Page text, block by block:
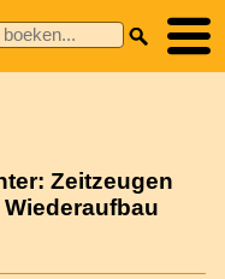
Zeitzeugen